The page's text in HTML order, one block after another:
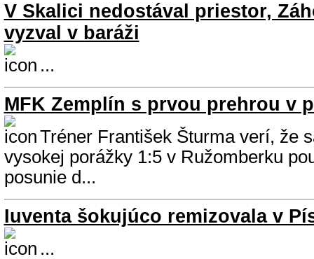
V Skalici nedostával priestor,
vyzval v baráži
...
MFK Zemplín s prvou prehrou v
Tréner František Šturma verí, že
vysokej porážky 1:5 v Ružomberku
posunie d...
Iuventa šokujúco remizovala v
...